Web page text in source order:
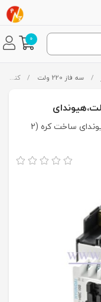
0
/ سه فاز 220 ولت / کنتاکتور 100 آمپر،55 کیلو وات،220 ولت،هیوندای
کنتاکتور 100 آمپر،55 کیلو وات،220 ولت،هیوندای ساخت کره (2